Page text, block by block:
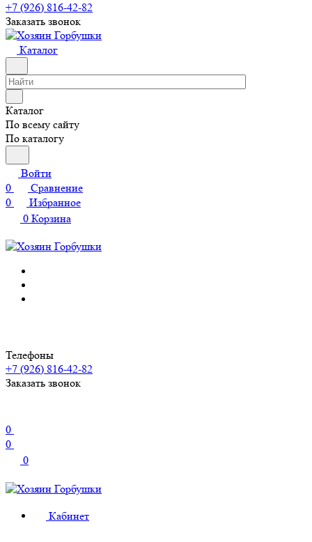
+7 (926) 816-42-82
Заказать звонок
Каталог
Каталог
По всему сайту
По каталогу
Войти
0
Сравнение
0
Избранное
0 Корзина
Телефоны
+7 (926) 816-42-82
Заказать звонок
0
0
0
Кабинет